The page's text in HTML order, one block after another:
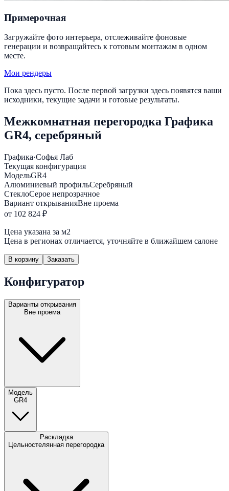
Примерочная
Загружайте фото интерьера, отслеживайте фоновые
генерации и возвращайтесь к готовым монтажам в одном
месте.
Мои рендеры
Пока здесь пусто. После первой загрузки здесь появятся ваши
исходники, текущие задачи и готовые результаты.
Межкомнатная перегородка Графика
GR4, серебряный
Графика·Софья Лаб
Текущая конфигурация
МодельGR4
Алюминиевый профильСеребряный
СтеклоСерое непрозрачное
Вариант открыванияВне проема
от 102 824 ₽
Цена указана за м2
Цена в регионах отличается, уточняйте в ближайшем салоне
В корзину Заказать
Конфигуратор
Варианты открывания
Вне проема
Модель
GR4
Раскладка
Цельностелянная перегородка